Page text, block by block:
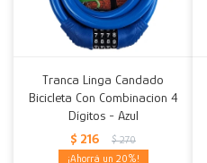
Tranca Linga Candado
Bicicleta Con Combinacion 4
Dígitos - Azul
$ 216 $ 270
20